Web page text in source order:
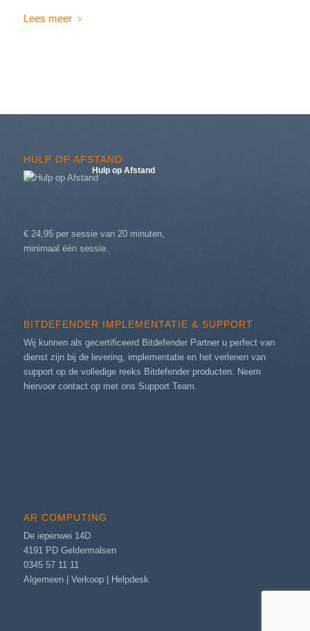
Lees meer
HULP OP AFSTAND
Hulp op Afstand
€ 24,95 per sessie van 20 minuten,
minimaal één sessie.
BITDEFENDER IMPLEMENTATIE & SUPPORT
Wij kunnen als gecertificeerd Bitdefender Partner u perfect van
dienst zijn bij de levering, implementatie en het verlenen van
support op de volledige reeks Bitdefender producten. Neem
hiervoor contact op met ons Support Team
AR COMPUTING
De iepenwei 14D
4191 PD Geldermalsen
0345 57 11 11
Algemeen| Verkoop| Helpdesk